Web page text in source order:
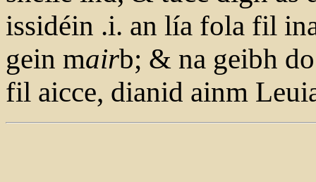
issidéin .i. an lía fola fil
gein mairb; & na geibh
fil aicce, dianid ainm